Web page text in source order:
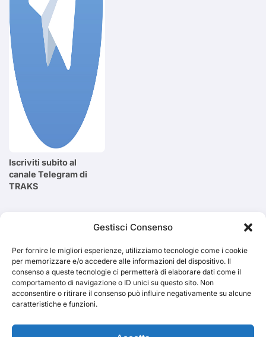
Gestisci Consenso
Per fornire le migliori esperienze, utilizziamo tecnologie come i cookie
per memorizzare e/o accedere alle informazioni del dispositivo. Il
consenso a queste tecnologie ci permetterà di elaborare dati come il
comportamento di navigazione o ID unici su questo sito. Non
acconsentire o ritirare il consenso può influire negativamente su alcune
caratteristiche e funzioni.
Iscriviti subito al
canale Telegram di
TRAKS
Cerca